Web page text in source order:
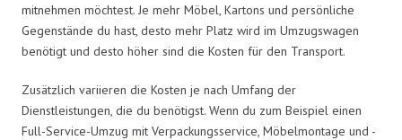
mitnehmen möchtest. Je mehr Möbel, Kartons und persönliche
Gegenstände du hast, desto mehr Platz wird im Umzugswagen
benötigt und desto höher sind die Kosten für den Transport.
Zusätzlich variieren die Kosten je nach Umfang der
Dienstleistungen, die du benötigst. Wenn du zum Beispiel einen
Full-Service-Umzug mit Verpackungsservice, Möbelmontage und -